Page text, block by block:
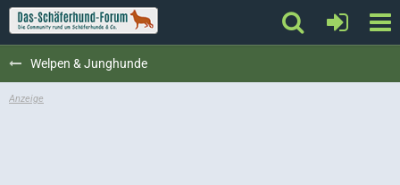
Welpen & Junghunde